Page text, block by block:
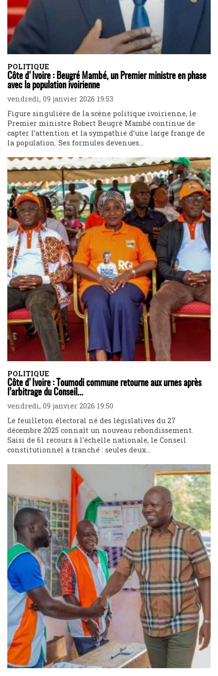
POLITIQUE
Côte d'Ivoire : Beugré Mambé, un Premier ministre en phase
avec la population ivoirienne
vendredi, 09 janvier 2026 19:53
Figure singulière de la scène politique ivoirienne, le
Premier ministre Robert Beugré Mambé continue de
capter l’attention et la sympathie d’une large frange de
la population. Ses formules devenues...
POLITIQUE
Côte d'Ivoire : Toumodi commune retourne aux urnes après
l’arbitrage du Conseil...
vendredi, 09 janvier 2026 19:50
Le feuilleton électoral né des législatives du 27
décembre 2025 connaît un nouveau rebondissement.
Saisi de 61 recours à l’échelle nationale, le Conseil
constitutionnel a tranché : seules deux...